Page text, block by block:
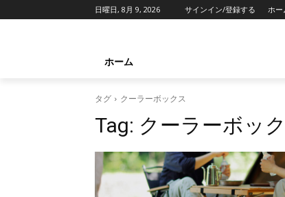
日曜日, 8月 9, 2026 サインイン/登録する ホー
ホーム
タグ クーラーボックス
Tag: クーラーボッ